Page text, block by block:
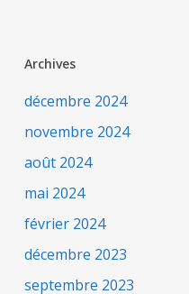
Archives
décembre 2024
novembre 2024
août 2024
mai 2024
février 2024
décembre 2023
septembre 2023